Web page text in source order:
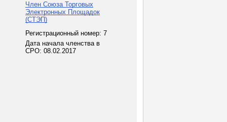
Член Союза Торговых
Электронных Площадок
(СТЭП)
Регистрационный номер: 7
Дата начала членства в
СРО: 08.02.2017